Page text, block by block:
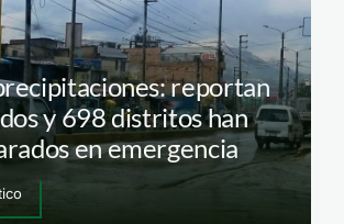
reportan
y 698 distritos han
en emergencia